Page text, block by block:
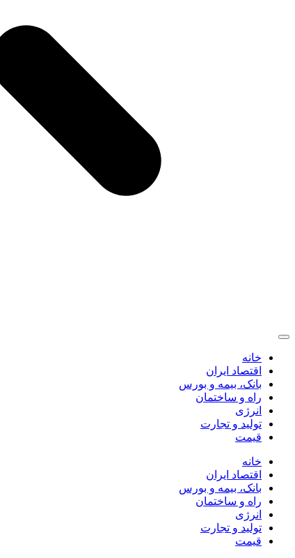
خانه
اقتصاد ایران
بانک، بیمه و بورس
راه و ساختمان
انرژی
تولید و تجارت
قیمت
خانه
اقتصاد ایران
بانک، بیمه و بورس
راه و ساختمان
انرژی
تولید و تجارت
قیمت